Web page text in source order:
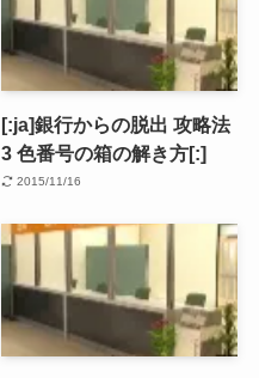
[:ja]銀行からの脱出 攻略法
3 色番号の箱の解き方[:]
2015/11/16